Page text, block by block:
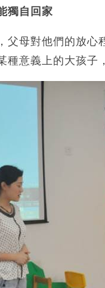
獨自回家
父母對他們的放
種意義上的大孩子